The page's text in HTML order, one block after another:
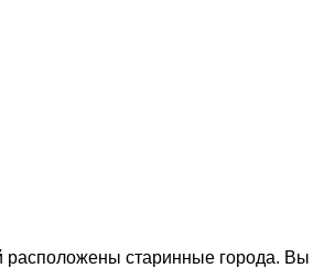
расположены старинные города. Вы